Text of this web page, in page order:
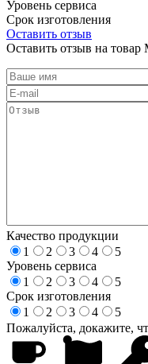
Уровень сервиса
Срок изготовления
Оставить отзыв
Оставить отзыв на товар
Качество продукции
1
2 3 4
5
Уровень сервиса
1
2 3 4
5
Срок изготовления
1
2 3 4
5
Пожалуйста, докажите,